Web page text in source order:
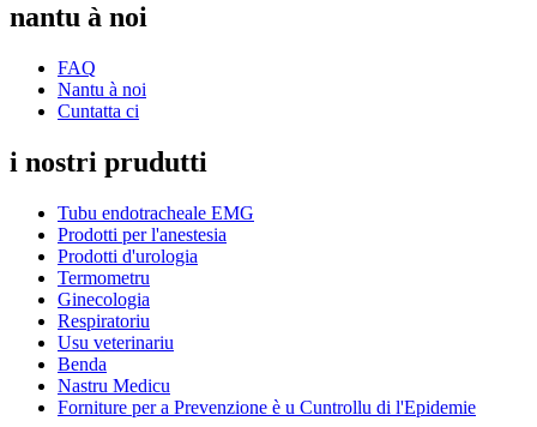
nantu à noi
FAQ
Nantu à noi
Cuntatta ci
i nostri prudutti
Tubu endotracheale EMG
Prodotti per l'anestesia
Prodotti d'urologia
Termometru
Ginecologia
Respiratoriu
Usu veterinariu
Benda
Nastru Medicu
Forniture per a Prevenzione è u Cuntrollu di l'Epidemie